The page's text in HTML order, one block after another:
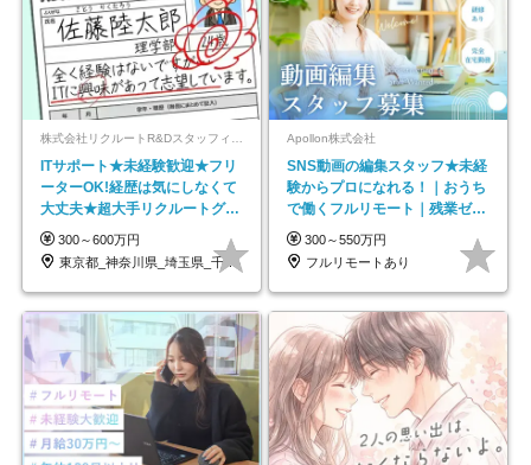
ITサポート★未経験歓迎★フリ
ーターOK!経歴は気にしなくて
大丈夫★超大手リクルートグル
ープの正社員/sg
300～600万円
東京都_神奈川県_埼玉県_千葉県_大阪府…
Apollon株式会社
SNS動画の編集スタッフ★未経
験からプロになれる！｜おうち
で働くフルリモート｜残業ゼロ
で18時退勤◎
300～550万円
フルリモートあり